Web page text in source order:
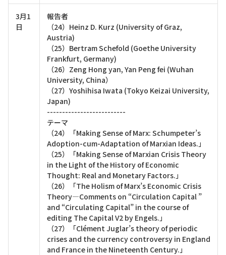
3月1
日
報告者
（24）Heinz D. Kurz (University of Graz,
Austria)
（25）Bertram Schefold (Goethe University
Frankfurt, Germany)
（26）Zeng Hong yan, Yan Peng fei (Wuhan
University, China）
（27）Yoshihisa Iwata (Tokyo Keizai University,
Japan)
--------------------------
テーマ
（24）「Making Sense of Marx: Schumpeter’s
Adoption-cum-Adaptation of Marxian Ideas.」
（25）「Making Sense of Marxian Crisis Theory
in the Light of the History of Economic
Thought: Real and Monetary Factors.」
（26）「The Holism of Marx’s Economic Crisis
Theory―Comments on “Circulation Capital ”
and “Circulating Capital” in the course of
editing The Capital V2 by Engels.」
（27）「Clément Juglar’s theory of periodic
crises and the currency controversy in England
and France in the Nineteenth Century.」